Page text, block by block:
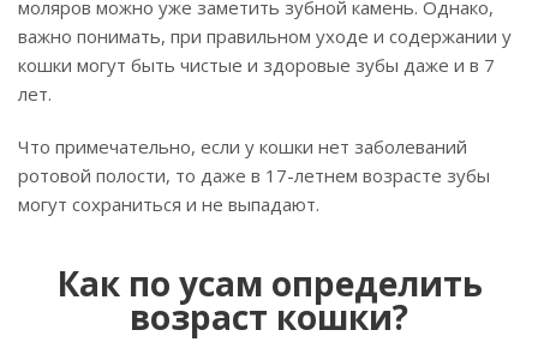
моляров можно уже заметить зубной камень. Однако,
важно понимать, при правильном уходе и содержании у
кошки могут быть чистые и здоровые зубы даже и в 7
лет.
Что примечательно, если у кошки нет заболеваний
ротовой полости, то даже в 17-летнем возрасте зубы
могут сохраниться и не выпадают.
Как по усам определить
возраст кошки?